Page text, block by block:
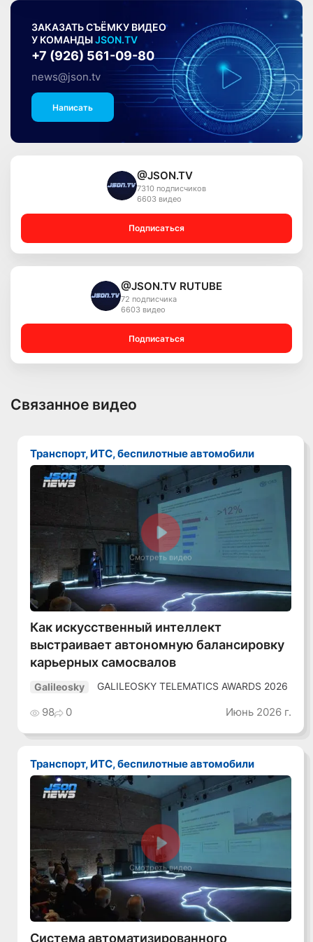
ЗАКАЗАТЬ СЪЁМКУ ВИДЕО
У КОМАНДЫJSON.TV
+7 (926) 561-09-80
news@json.tv
Написать
@JSON.TV
7310 подписчиков
6603 видео
Подписаться
@JSON.TV RUTUBE
72 подписчика
6603 видео
Подписаться
Связанное видео
Транспорт, ИТС, беспилотные автомобили
Смотреть видео
Как искусственный интеллект
выстраивает автономную балансировку
карьерных самосвалов
Galileosky GALILEOSKY TELEMATICS AWARDS 2026
98 0 Июнь 2026 г.
Транспорт, ИТС, беспилотные автомобили
Смотреть видео
Система автоматизированного